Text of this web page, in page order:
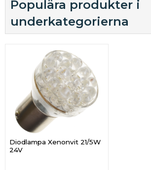
Populära produkter i
underkategorierna
Diodlampa Xenonvit 21/5W
24V